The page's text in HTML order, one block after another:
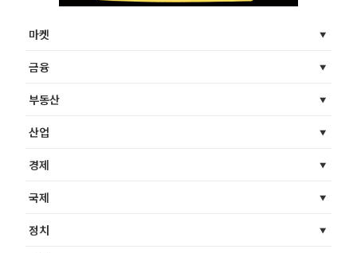
마켓
금융
부동산
산업
경제
국제
정치